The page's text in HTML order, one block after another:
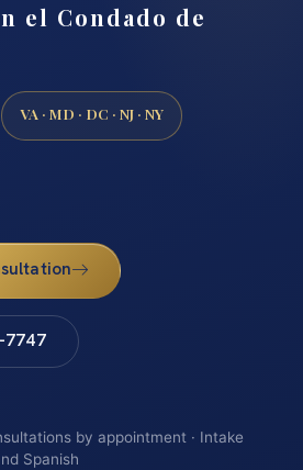
el Condado de
VA · MD · DC · NJ · NY
7747
by appointment · Intake
Spanish